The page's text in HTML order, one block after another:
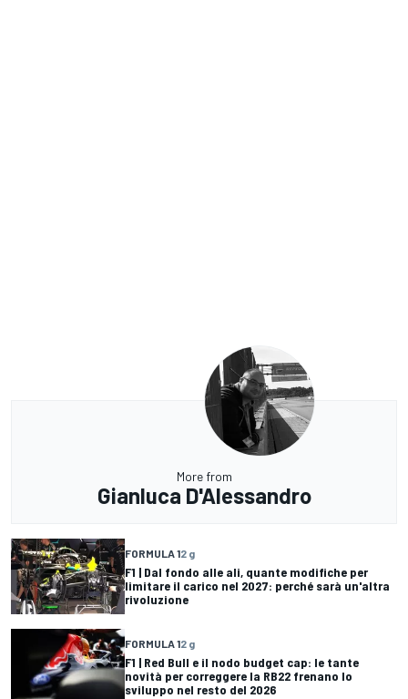
More from
Gianluca D'Alessandro
FORMULA 12 g
F1 | Dal fondo alle ali, quante modifiche per
limitare il carico nel 2027: perché sarà un'altra
rivoluzione
FORMULA 12 g
F1 | Red Bull e il nodo budget cap: le tante
novità per correggere la RB22 frenano lo
sviluppo nel resto del 2026